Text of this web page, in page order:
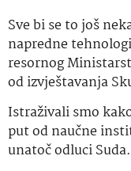
Sve bi se to još
napredne
resornog
od izvještavanja
Istraživali smo
put od naučne
unatoč odluci